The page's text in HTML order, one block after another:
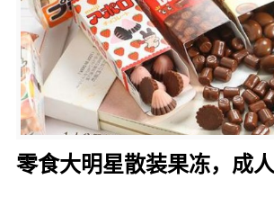
零食大明星散装果冻，成